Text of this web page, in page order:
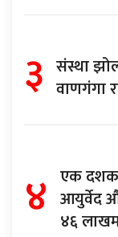
३ संस्था
वाणगंगा
४ एक
आयुर्वेद
४६